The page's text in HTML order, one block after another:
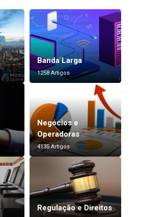
Banda Larga
1258 Artigos
Negócios e
Operadoras
4135 Artigos
Regulação e Direitos